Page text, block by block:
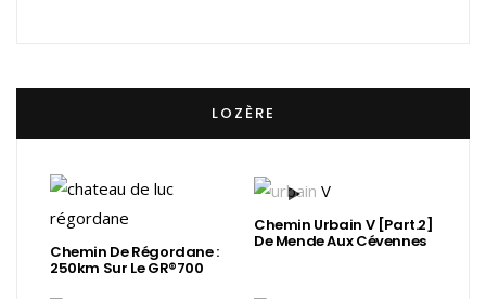
LOZÈRE
Chemin De Régordane :
250km Sur Le GR®700
Chemin Urbain V [Part.2]
De Mende Aux Cévennes